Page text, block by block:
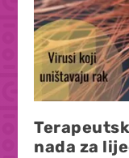
nada za